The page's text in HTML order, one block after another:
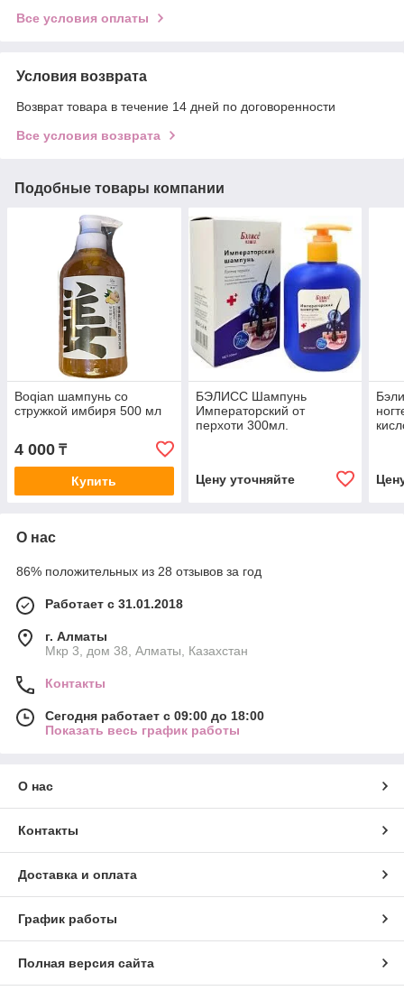
Все условия оплаты
Условия возврата
Возврат товара в течение 14 дней по договоренности
Все условия возврата
Подобные товары компании
Boqian шампунь со
стружкой имбиря 500 мл
4 000 ₸
Купить
БЭЛИСС Шампунь
Императорский от
перхоти 300мл.
Цену уточняйте
О нас
86% положительных из 28 отзывов за год
Работает с 31.01.2018
г. Алматы
Мкр 3, дом 38, Алматы, Казахстан
Контакты
Сегодня работает с 09:00 до 18:00
Показать весь график работы
О нас
Контакты
Доставка и оплата
График работы
Полная версия сайта